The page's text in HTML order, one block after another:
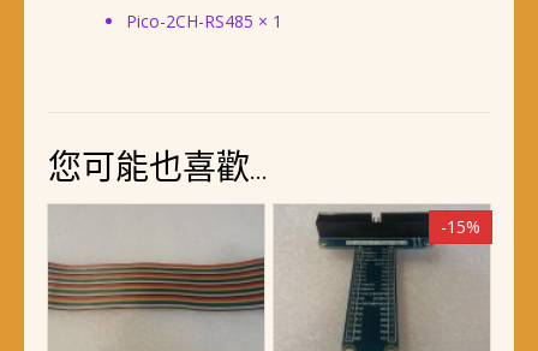
Pico-2CH-RS485 × 1
您可能也喜歡…
-15%